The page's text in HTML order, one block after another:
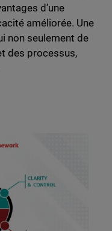
d’une
améliorée. Une
non seulement de
des processus,